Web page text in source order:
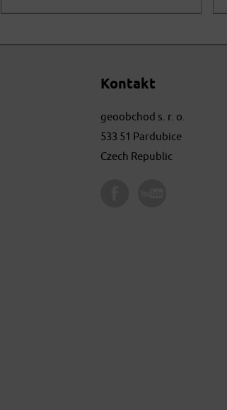
KOUPIT
Kontakt
geoobchod s. r. o.
533 51 Pardubice
Czech Republic